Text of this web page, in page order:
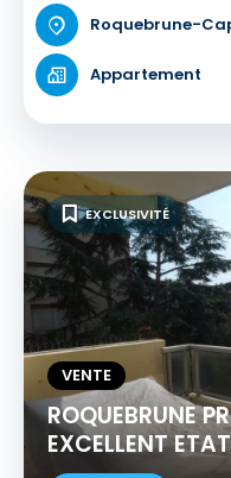
Roquebrune-
Appartement
VENTE
ROQUEBRUNE
EXCELLENT ETAT
EXCLUSIVITÉ